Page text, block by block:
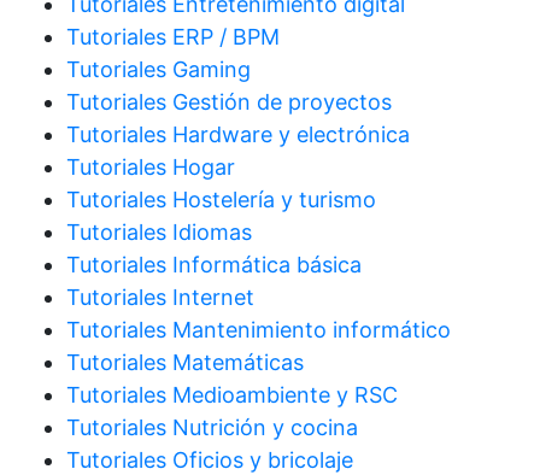
Tutoriales ERP / BPM
Tutoriales Gaming
Tutoriales Gestión de proyectos
Tutoriales Hardware y electrónica
Tutoriales Hogar
Tutoriales Hostelería y turismo
Tutoriales Idiomas
Tutoriales Informática básica
Tutoriales Internet
Tutoriales Mantenimiento informático
Tutoriales Matemáticas
Tutoriales Medioambiente y RSC
Tutoriales Nutrición y cocina
Tutoriales Oficios y bricolaje